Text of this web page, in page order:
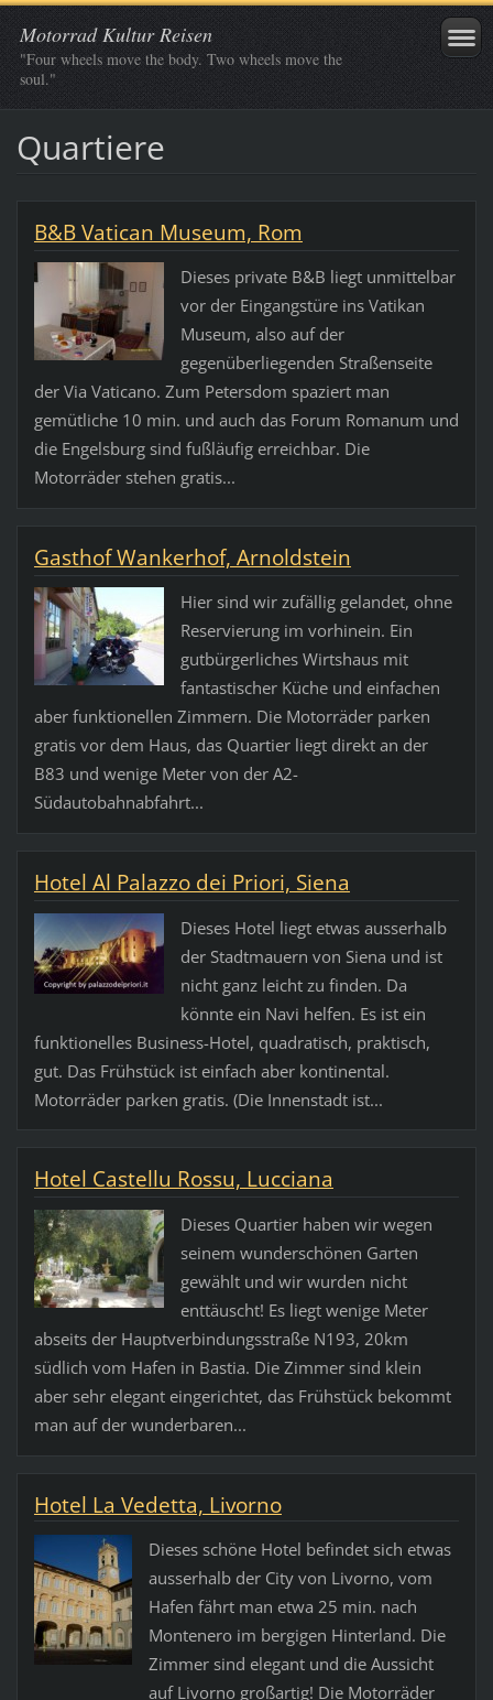
Motorrad Kultur Reisen
"Four wheels move the body. Two wheels move the
soul."
Quartiere
B&B Vatican Museum, Rom
Dieses private B&B liegt unmittelbar
vor der Eingangstüre ins Vatikan
Museum, also auf der
gegenüberliegenden Straßenseite
der Via Vaticano. Zum Petersdom spaziert man
gemütliche 10 min. und auch das Forum Romanum und
die Engelsburg sind fußläufig erreichbar. Die
Motorräder stehen gratis...
Gasthof Wankerhof, Arnoldstein
Hier sind wir zufällig gelandet, ohne
Reservierung im vorhinein. Ein
gutbürgerliches Wirtshaus mit
fantastischer Küche und einfachen
aber funktionellen Zimmern. Die Motorräder parken
gratis vor dem Haus, das Quartier liegt direkt an der
B83 und wenige Meter von der A2-
Südautobahnabfahrt...
Hotel Al Palazzo dei Priori, Siena
Dieses Hotel liegt etwas ausserhalb
der Stadtmauern von Siena und ist
nicht ganz leicht zu finden. Da
könnte ein Navi helfen. Es ist ein
funktionelles Business-Hotel, quadratisch, praktisch,
gut. Das Frühstück ist einfach aber kontinental.
Motorräder parken gratis. (Die Innenstadt ist...
Hotel Castellu Rossu, Lucciana
Dieses Quartier haben wir wegen
seinem wunderschönen Garten
gewählt und wir wurden nicht
enttäuscht! Es liegt wenige Meter
abseits der Hauptverbindungsstraße N193, 20km
südlich vom Hafen in Bastia. Die Zimmer sind klein
aber sehr elegant eingerichtet, das Frühstück bekommt
man auf der wunderbaren...
Hotel La Vedetta, Livorno
Dieses schöne Hotel befindet sich etwas
ausserhalb der City von Livorno, vom
Hafen fährt man etwa 25 min. nach
Montenero im bergigen Hinterland. Die
Zimmer sind elegant und die Aussicht
auf Livorno großartig! Die Motorräder